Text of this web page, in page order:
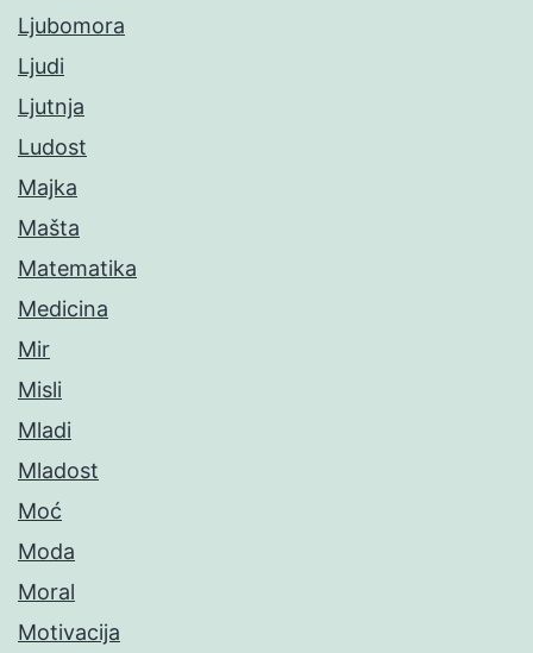
Ljubomora
Ljudi
Ljutnja
Ludost
Majka
Mašta
Matematika
Medicina
Mir
Misli
Mladi
Mladost
Moć
Moda
Moral
Motivacija